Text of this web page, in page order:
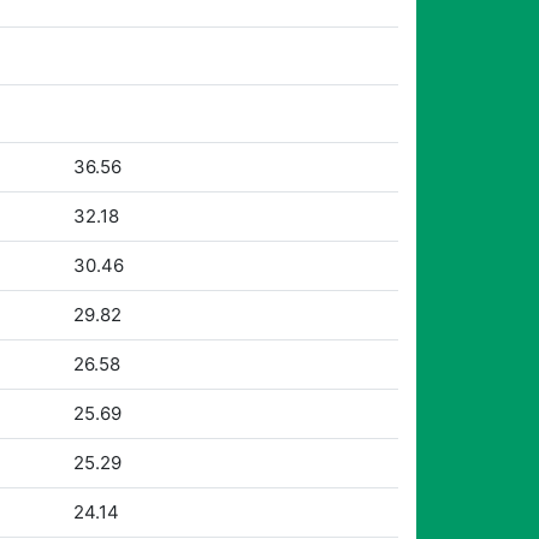
36.56
32.18
30.46
29.82
26.58
25.69
25.29
24.14